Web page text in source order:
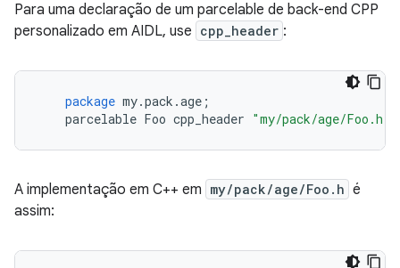
Para uma declaração de um parcelable de back-end CPP
personalizado em AIDL, use cpp_header :
package my.pack .age ;
parcelable Foo cpp_header "my/pack/age/Foo.h"
A implementação em C++ em my/pack/age/Foo.h é
assim: